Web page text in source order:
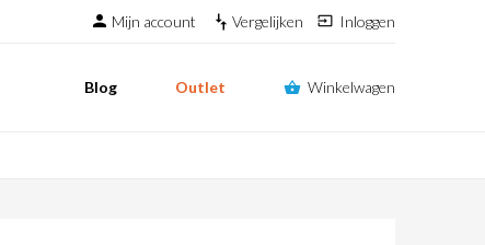
Mijn account Vergelijken Inloggen
Blog Outlet Winkelwagen